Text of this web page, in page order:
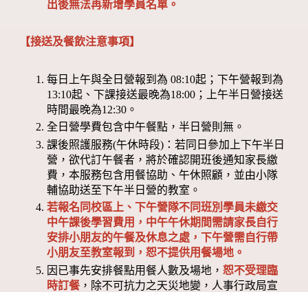
出後無法再新增學員名單。
【接送及餐飲注意事項】
每日上午與全日營報到為 08:10起；下午營報到為
13:10起、下課接送最晚為18:00；上午半日營接送
時間最晚為12:30。
全日營學費包含中午餐點，半日營則無。
課後照護服務(午休時段)：若同日參加上下午半日
營，欲代訂午餐者，將於確認開班後通知家長繳
費，本服務包含用餐協助、午休照顧，並由小隊
輔協助送至下午半日營的教室。
若報名同校區上、下午營隊不同班別學員未繳交
中午課後學習費用，中午午休期間需請家長自行
安排小朋友的午餐及休息之處，下午營需自行帶
小朋友至教室報到，恕不提供用餐場地。
因已事先安排餐點用餐人數及場地，恕不受理臨
時訂餐，除不可抗力之天災地變，人事行政局宣